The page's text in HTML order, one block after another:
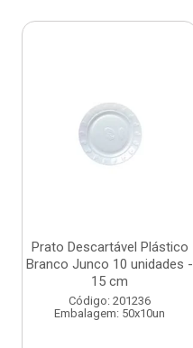
Prato Descartável Plástico
Branco Junco 10 unidades -
15 cm
Código: 201236
Embalagem: 50x10un